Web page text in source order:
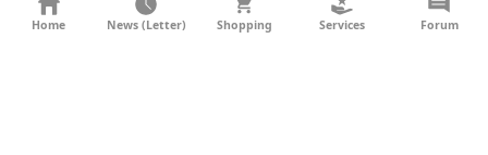
KONTAKT
Home News (Letter) Shopping Services Forum